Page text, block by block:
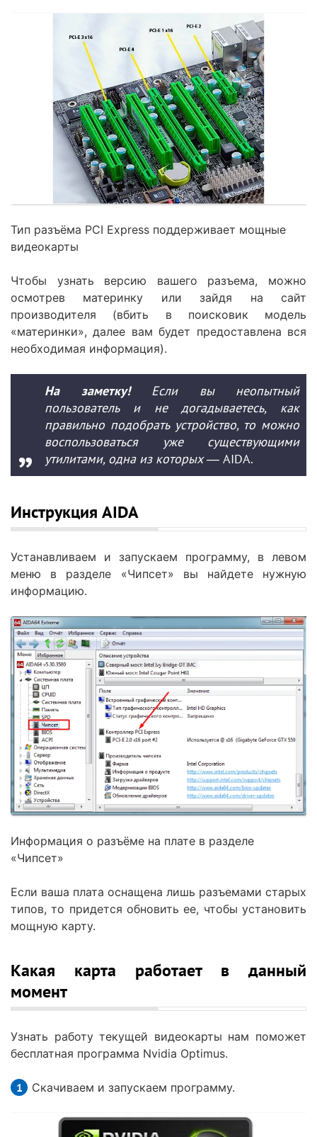
Тип разъёма PCI Express поддерживает мощные
видеокарты
Чтобы узнать версию вашего разъема, можно
осмотрев материнку или зайдя на сайт
производителя (вбить в поисковик модель
«материнки», далее вам будет предоставлена вся
необходимая информация).
На заметку!Если вы неопытный
пользователь и не догадываетесь, как
правильно подобрать устройство, то можно
воспользоваться уже существующими
утилитами, одна из которых — AIDA.
Инструкция AIDA
Устанавливаем и запускаем программу, в левом
меню в разделе «Чипсет» вы найдете нужную
информацию.
Информация о разъёме на плате в разделе
«Чипсет»
Если ваша плата оснащена лишь разъемами старых
типов, то придется обновить ее, чтобы установить
мощную карту.
Какая карта работает в данный
момент
Узнать работу текущей видеокарты нам поможет
бесплатная программа Nvidia Optimus.
Скачиваем и запускаем программу.